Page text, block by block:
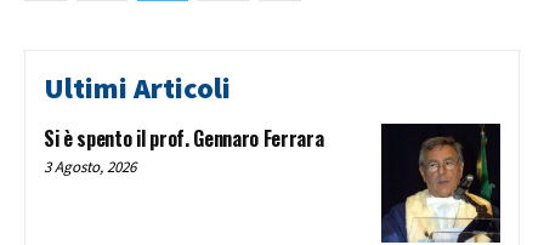
Ultimi Articoli
Si è spento il prof. Gennaro Ferrara
3 Agosto, 2026